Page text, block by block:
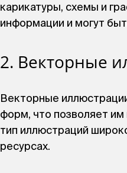
карикатуры, схемы и
информации и могут
2. Векторные
Векторные
форм, что позволяет им
тип иллюстраций
ресурсах.